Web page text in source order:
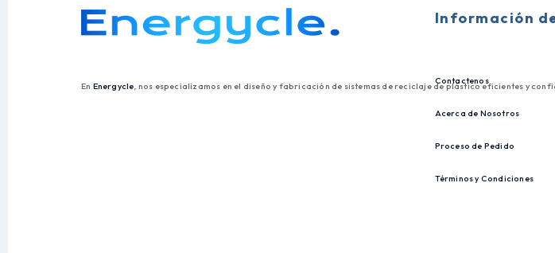
En Energycle, nos especializamos en el diseño y fabricación de sistemas de reciclaje de plástico eficientes y
Información
Contactenos
Acerca de Nosotros
Proceso de Pedido
Términos y Condiciones